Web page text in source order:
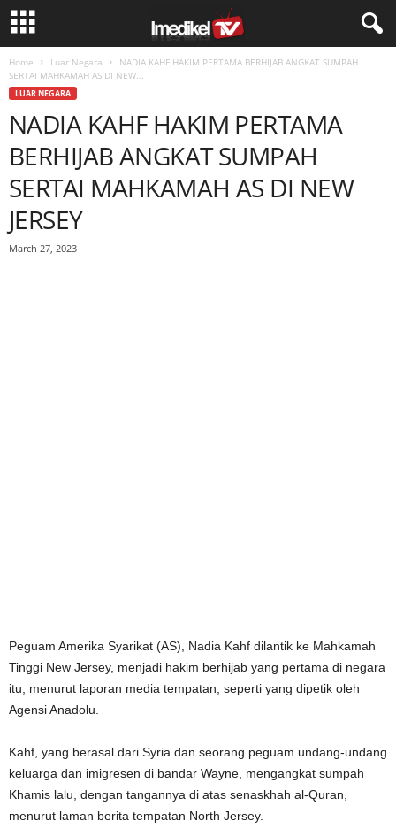
Home Luar Negara
NADIA KAHF HAKIM PERTAMA BERHIJAB ANGKAT SUMPAH
SERTAI MAHKAMAH AS DI NEW...
LUAR NEGARA
NADIA KAHF HAKIM PERTAMA
BERHIJAB ANGKAT SUMPAH
SERTAI MAHKAMAH AS DI NEW
JERSEY
March 27, 2023
Peguam Amerika Syarikat (AS), Nadia Kahf dilantik ke Mahkamah
Tinggi New Jersey, menjadi hakim berhijab yang pertama di negara
itu, menurut laporan media tempatan, seperti yang dipetik oleh
Agensi Anadolu.
Kahf, yang berasal dari Syria dan seorang peguam undang-undang
keluarga dan imigresen di bandar Wayne, mengangkat sumpah
Khamis lalu, dengan tangannya di atas senaskhah al-Quran,
menurut laman berita tempatan North Jersey.